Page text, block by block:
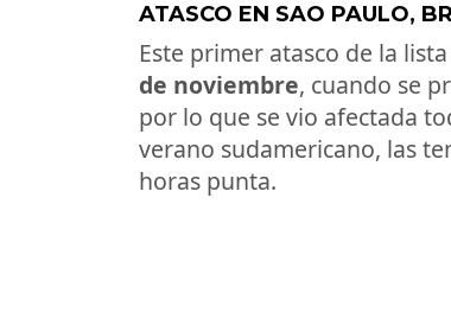
ATASCO EN SAO PAULO,
Este primer atasco de la
de noviembre, cuando se
por lo que se vio afectada
verano sudamericano, las
horas punta.